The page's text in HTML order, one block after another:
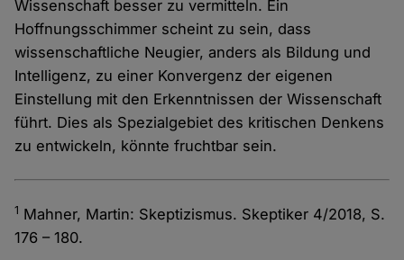
Wissenschaft besser zu vermitteln. Ein
Hoffnungsschimmer scheint zu sein, dass
wissenschaftliche Neugier, anders als Bildung und
Intelligenz, zu einer Konvergenz der eigenen
Einstellung mit den Erkenntnissen der Wissenschaft
führt. Dies als Spezialgebiet des kritischen Denkens
zu entwickeln, könnte fruchtbar sein.
1 Mahner, Martin: Skeptizismus. Skeptiker 4/2018, S.
176 – 180.